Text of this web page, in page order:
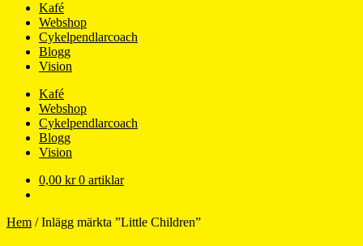
Kafé
Webshop
Cykelpendlarcoach
Blogg
Vision
Kafé
Webshop
Cykelpendlarcoach
Blogg
Vision
0,00 kr 0 artiklar
Hem /Inlägg märkta ”Little Children”